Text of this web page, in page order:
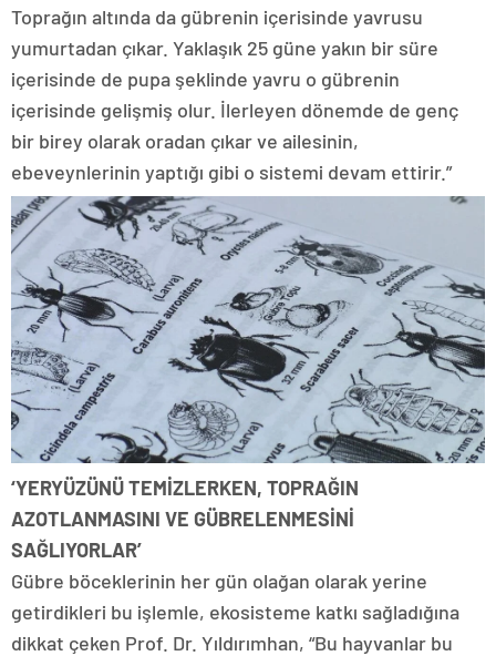
Toprağın altında da gübrenin içerisinde yavrusu
yumurtadan çıkar. Yaklaşık 25 güne yakın bir süre
içerisinde de pupa şeklinde yavru o gübrenin
içerisinde gelişmiş olur. İlerleyen dönemde de genç
bir birey olarak oradan çıkar ve ailesinin,
ebeveynlerinin yaptığı gibi o sistemi devam ettirir.”
‘YERYÜZÜNÜ TEMİZLERKEN, TOPRAĞIN
AZOTLANMASINI VE GÜBRELENMESİNİ
SAĞLIYORLAR’
Gübre böceklerinin her gün olağan olarak yerine
getirdikleri bu işlemle, ekosisteme katkı sağladığına
dikkat çeken Prof. Dr. Yıldırımhan, “Bu hayvanlar bu